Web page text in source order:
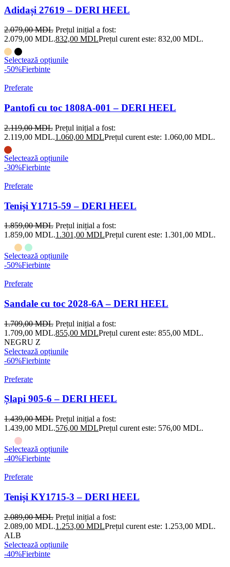
Adidași 27619 – DERI HEEL
2.079,00MDL Prețul inițial a fost:
2.079,00 MDL.832,00 MDLPrețul curent este: 832,00 MDL.
Selectează opțiunile
-50%Fierbinte
Preferate
Pantofi cu toc 1808A-001 – DERI HEEL
2.119,00MDL Prețul inițial a fost:
2.119,00 MDL.1.060,00 MDLPrețul curent este: 1.060,00 MDL.
Selectează opțiunile
-30%Fierbinte
Preferate
Teniși Y1715-59 – DERI HEEL
1.859,00MDL Prețul inițial a fost:
1.859,00 MDL.1.301,00 MDLPrețul curent este: 1.301,00 MDL.
Selectează opțiunile
-50%Fierbinte
Preferate
Sandale cu toc 2028-6A – DERI HEEL
1.709,00MDL Prețul inițial a fost:
1.709,00 MDL.855,00 MDLPrețul curent este: 855,00 MDL.
NEGRU Z
Selectează opțiunile
-60%Fierbinte
Preferate
Șlapi 905-6 – DERI HEEL
1.439,00MDL Prețul inițial a fost:
1.439,00 MDL.576,00 MDLPrețul curent este: 576,00 MDL.
Selectează opțiunile
-40%Fierbinte
Preferate
Teniși KY1715-3 – DERI HEEL
2.089,00MDL Prețul inițial a fost:
2.089,00 MDL.1.253,00 MDLPrețul curent este: 1.253,00 MDL.
ALB
Selectează opțiunile
-40%Fierbinte